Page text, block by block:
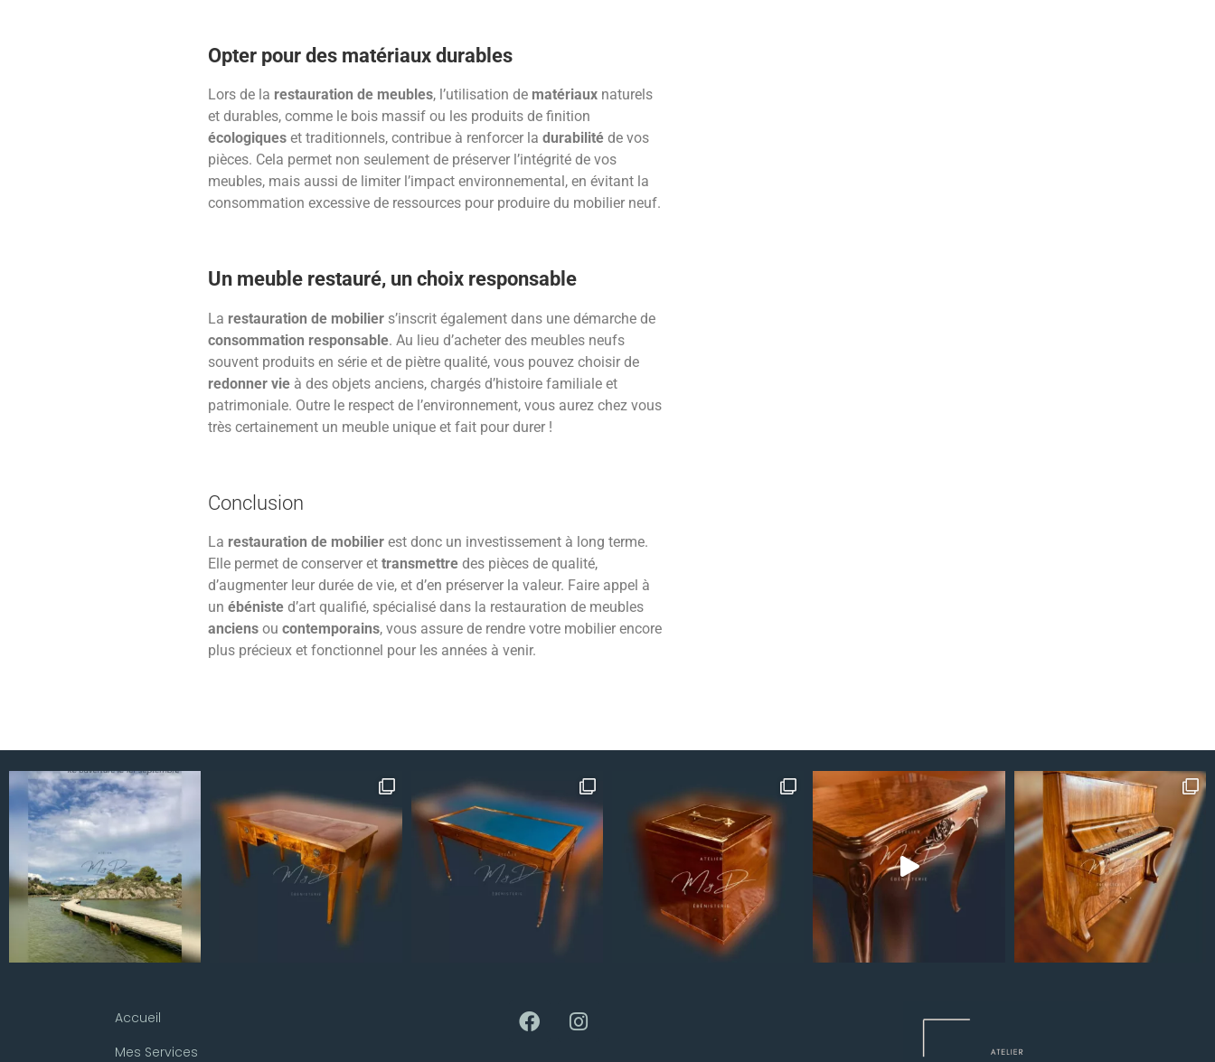
Opter pour des matériaux durables
Lors de la restauration de meubles, l’utilisation de matériaux naturels
et durables, comme le bois massif ou les produits de finition
écologiques et traditionnels, contribue à renforcer la durabilité de vos
pièces. Cela permet non seulement de préserver l’intégrité de vos
meubles, mais aussi de limiter l’impact environnemental, en évitant la
consommation excessive de ressources pour produire du mobilier neuf.
Un meuble restauré, un choix responsable
La restauration de mobilier s’inscrit également dans une démarche de
consommation responsable. Au lieu d’acheter des meubles neufs
souvent produits en série et de piètre qualité, vous pouvez choisir de
redonner vie à des objets anciens, chargés d’histoire familiale et
patrimoniale. Outre le respect de l’environnement, vous aurez chez vous
très certainement un meuble unique et fait pour durer !
Conclusion
La restauration de mobilier est donc un investissement à long terme.
Elle permet de conserver et transmettre des pièces de qualité,
d’augmenter leur durée de vie, et d’en préserver la valeur. Faire appel à
un ébéniste d’art qualifié, spécialisé dans la restauration de meubles
anciens ou contemporains, vous assure de rendre votre mobilier encore
plus précieux et fonctionnel pour les années à venir.
Accueil
Mes Services